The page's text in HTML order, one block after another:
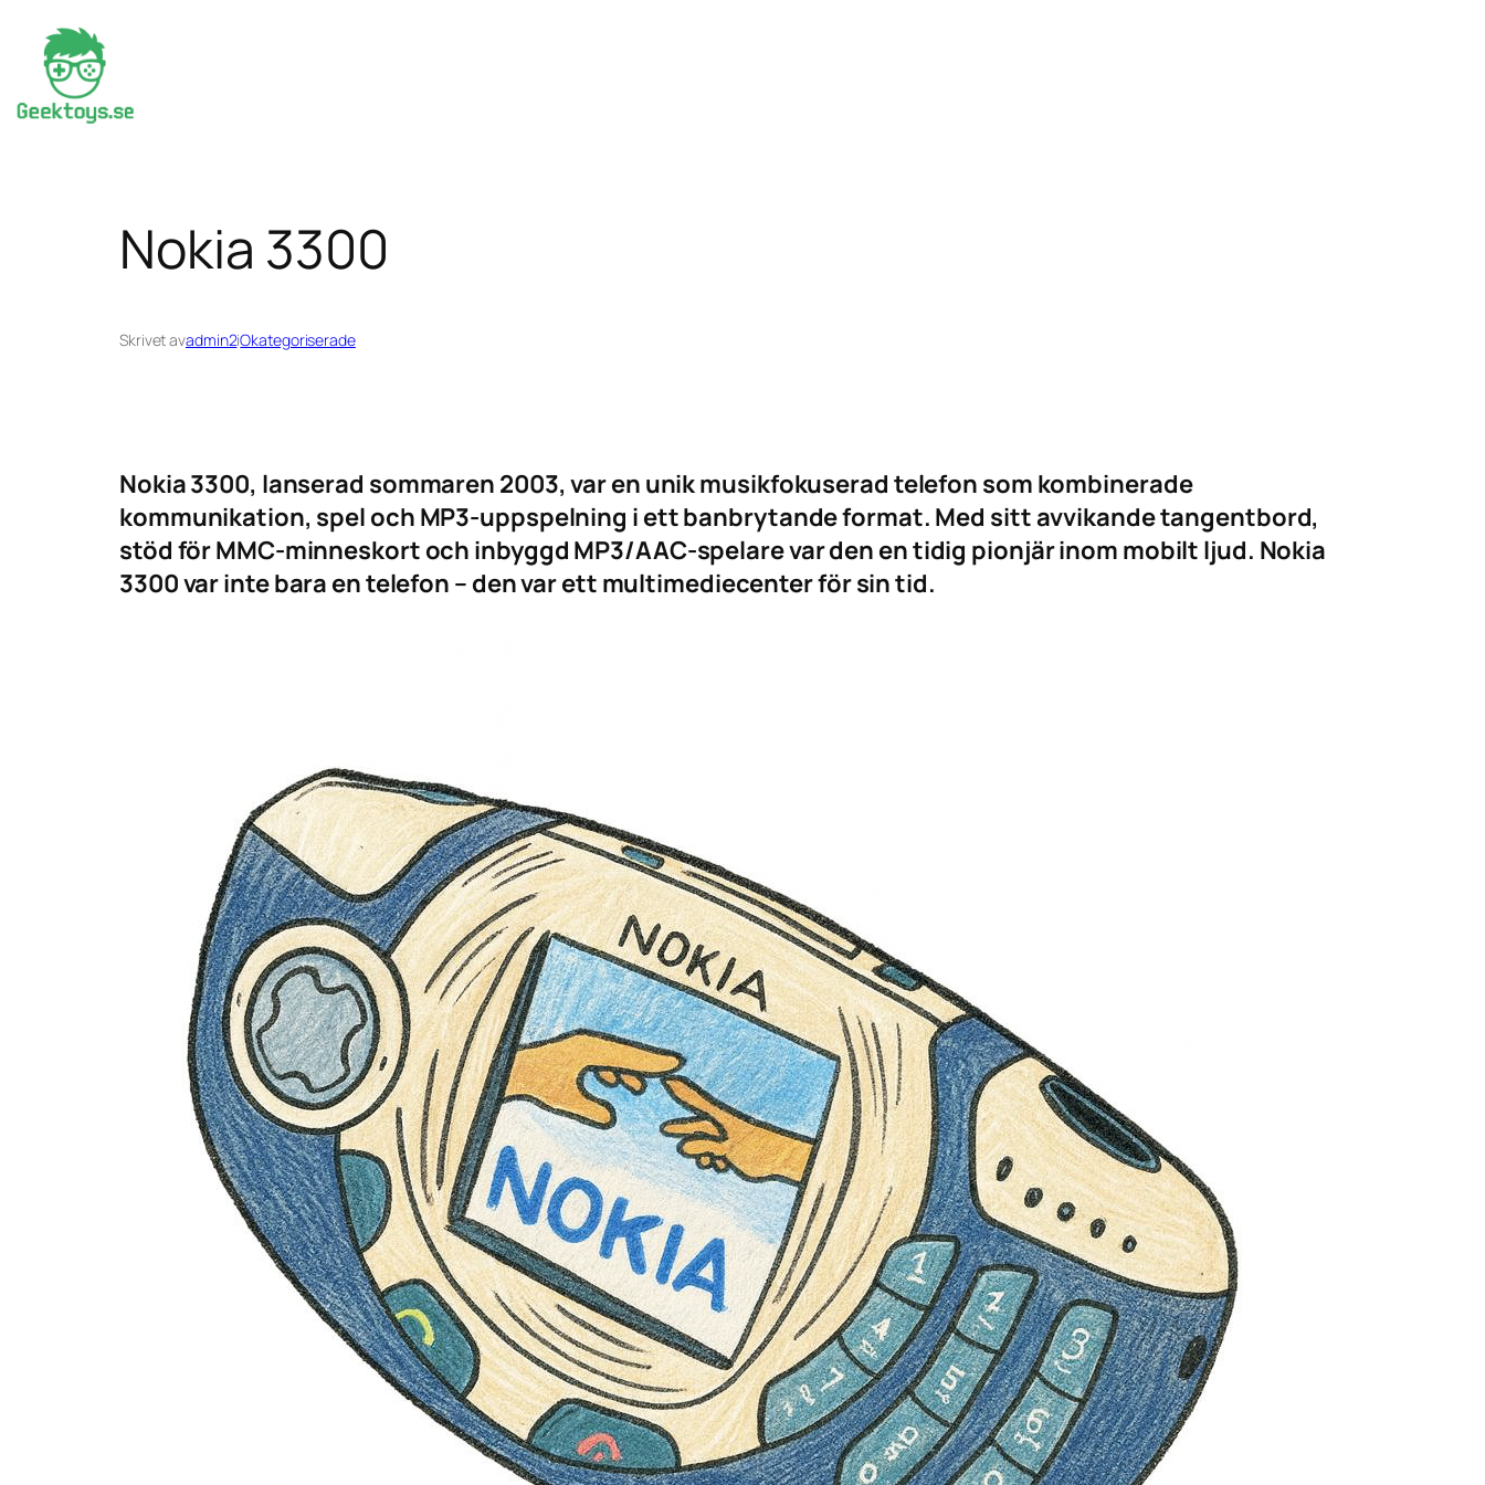
Hoppa
innehåll
Nokia 3300
Skrivet avadmin2iOkategoriserade
Nokia 3300, lanserad sommaren 2003, var en unik musikfokuserad telefon som kombinerade
kommunikation, spel och MP3-uppspelning i ett banbrytande format. Med sitt avvikande tangentbord,
stöd för MMC-minneskort och inbyggd MP3/AAC-spelare var den en tidig pionjär inom mobilt ljud. Nokia
3300 var inte bara en telefon – den var ett multimediecenter för sin tid.